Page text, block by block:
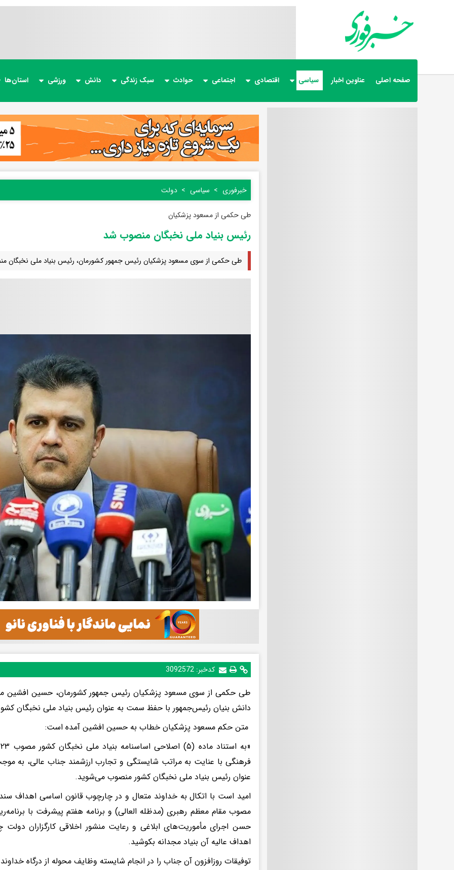
صفحه اصلی عناوین اخبار سیاسی اقتصادی اجتماعی حوادث سبک زندگی دانش ورزشی استان‌ها
خبرفوری سیاسی دولت
طی حکمی از مسعود پزشکیان
رئیس بنیاد ملی‌ نخبگان منصوب شد
طی حکمی از سوی مسعود پزشکیان رئیس جمهور کشورمان، رئیس بنیاد ملی نخبگان
کدخبر:3092572
طی حکمی از سوی مسعود پزشکیان رئیس جمهور کشورمان، حسین افشین
دانش بنیان رئیس‌جمهور با حفظ سمت به عنوان رئیس بنیاد ملی نخبگان
متن حکم مسعود پزشکیان خطاب به حسین افشین آمده است:
فرهنگی با عنایت به مراتب شایستگی و تجارب ارزشمند جناب عالی، به
عنوان رئیس بنیاد ملی نخبگان کشور منصوب می‌شوید.
امید است با اتکال به خداوند متعال و در چارچوب قانون اساسی اهداف
مصوب مقام معظم رهبری (مدظله العالی) و برنامه هفتم پیشرفت با
حسن اجرای مأموریت‌های ابلاغی و رعایت منشور اخلاقی کارگزاران دولت
اهداف عالیه آن بنیاد مجدانه بکوشید.
توفیقات روزافزون آن جناب را در انجام شایسته وظایف محوله از درگاه